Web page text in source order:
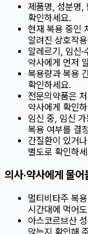
제품명, 성분명,
확인하세요.
현재 복용 중인
알려진 상호작
알레르기, 임신·
약사에게 먼저
복용량과 복용
확인하세요.
전문의약품은
약사에게 확인
임신 중, 임신
복용 여부를 결
간질환이 있거
별도로 확인하
의사·약사에게 물어
멀티비타주 복
시간대에 먹어
아스코르브산